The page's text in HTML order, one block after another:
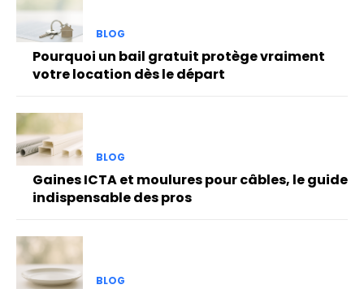
BLOG
Pourquoi un bail gratuit protège vraiment
votre location dès le départ
BLOG
Gaines ICTA et moulures pour câbles, le guide
indispensable des pros
BLOG